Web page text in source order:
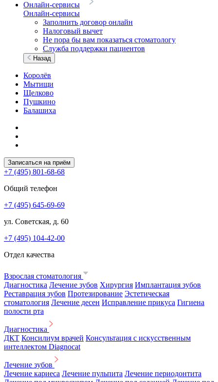
Онлайн-сервисы
Онлайн-сервисы
Заполнить договор онлайн
Налоговый вычет
Не пора бы вам показаться стоматологу
Служба поддержки пациентов
Назад
Королёв
Мытищи
Щелково
Пушкино
Балашиха
Записаться на приём
+7 (495) 801-68-68
Общий телефон
+7 (495) 645-69-69
ул. Советская, д. 60
+7 (495) 104-42-00
Отдел качества
Взрослая стоматология
Диагностика Лечение зубов Хирургия Имплантация зубов
Реставрация зубов Протезирование Эстетическая
стоматология Лечение десен Исправление прикуса Гигиена
полости рта
Диагностика
ДКТ Консилиум врачей Консультация с искусственным
интеллектом Diagnocat
Лечение зубов
Лечение кариеса Лечение пульпита Лечение периодонтита